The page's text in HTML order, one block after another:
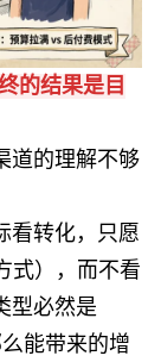
的结果是目
道的理解不够
看转化，只愿
式），而不看
型必然是
能带来的增